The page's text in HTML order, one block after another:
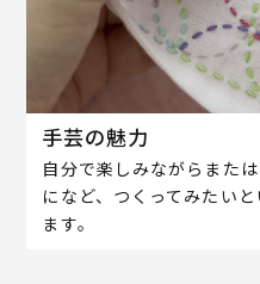
手芸の魅力
自分で楽しみながらまた
になど、つくってみたい
ます。